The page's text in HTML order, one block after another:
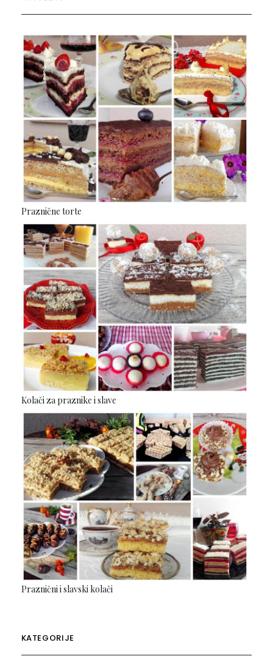
Praznične torte
Kolači za praznike i slave
Praznični i slavski kolači
KATEGORIJE